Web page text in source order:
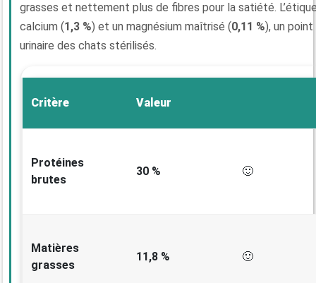
grasses et nettement plus de fibres pour la satiété.
calcium (1,3 %) et un magnésium maîtrisé (0,11 %), un
urinaire des chats stérilisés.
Critère Valeur
Protéines
brutes
30 % 🙂
Matières
grasses
11,8 % 🙂